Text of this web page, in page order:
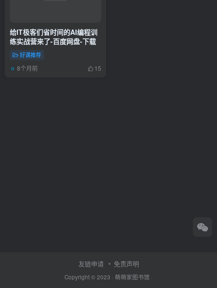
给IT极客们省时间的AI编程训
练实战营来了-百度网盘-下载
好课推荐
8个月前 15
友链申请 免责声明
Copyright © 2023 · 萌萌家图书馆 ·